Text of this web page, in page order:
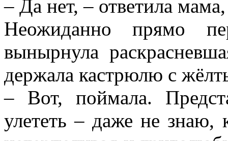
– Да нет, – ответила
Неожиданно прямо
вынырнула
держала кастрюлю с
– Вот, поймала.
улететь – даже не знаю,